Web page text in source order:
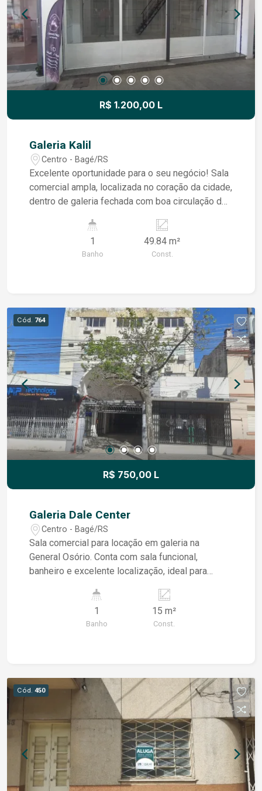
R$ 1.200,00 L
Galeria Kalil
Centro - Bagé/RS
Excelente oportunidade para o seu negócio! Sala
comercial ampla, localizada no coração da cidade,
dentro de galeria fechada com boa circulação de
principal espaçoso, ideal para diversos tipos de
perfeito para escritório ou estoque; Banheiro
1
Banho
49.84 m²
Const.
Cód. 764
R$ 750,00 L
Galeria Dale Center
Centro - Bagé/RS
Sala comercial para locação em galeria na
General Osório. Conta com sala funcional,
banheiro e excelente localização, ideal para
1
Banho
15 m²
Const.
Cód. 450